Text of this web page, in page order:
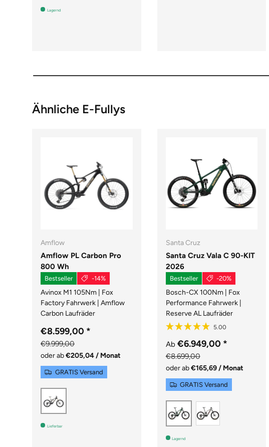
Lagernd
Ähnliche E-Fullys
Amflow
Amflow PL Carbon Pro
800 Wh
Bestseller -14%
Avinox M1 105Nm | Fox
Factory Fahrwerk | Amflow
Carbon Laufräder
€8.599,00 *
€9.999,00
oder ab€205,04 / Monat
GRATIS Versand
Lieferbar
Santa Cruz
Santa Cruz Vala C 90-KIT
2026
Bestseller -20%
Bosch-CX 100Nm | Fox
Performance Fahrwerk |
Reserve AL Laufräder
Ab €6.949,00 *
€8.699,00
oder ab€165,69 / Monat
GRATIS Versand
GLOSS DAY GREEN
Lagernd